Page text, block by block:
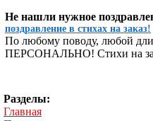
Не нашли нужное
поздравление в стихах на заказ!
По любому поводу, любой
ПЕРСОНАЛЬНО! Стихи на
Разделы:
Главная